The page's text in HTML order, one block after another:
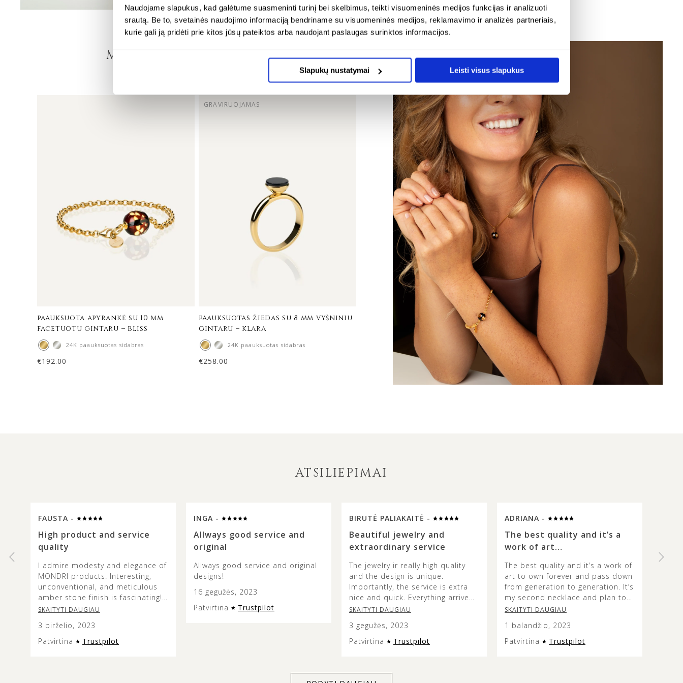
Naudojame slapukus, kad galėtume suasmeninti turinį bei skelbimus, teikti visuomeninės medijos funkcijas ir analizuoti
srautą. Be to, svetainės naudojimo informaciją bendriname su visuomeninės medijos, reklamavimo ir analizės partneriais,
kurie gali ją pridėti prie kitos jūsų pateiktos arba naudojant paslaugas surinktos informacijos.
Slapukų nustatymai Leisti visus slapukus
Daugiau informacijos apie pristatymo sąlygas rasite
Siuntimas .
MONDRI REKOMENDUOJA
paauksuota apyrankė su 10 mm
facetuotu gintaru – bliss
24K paauksuotas sidabras
€192.00
GRAVIRUOJAMAS
paauksuotas žiedas su 8 mm vyšniniu
gintaru – klara
24K paauksuotas sidabras
€258.00
ATSILIEPIMAI
FAUSTA -
High product and service
quality
I admire modesty and elegance of
MONDRI products. Interesting,
unconventional, and meticulous
amber stone finish is fascinating!
The colours and combinations are
see how the metal design does
not overshadow the beauty of the
SKAITYTI DAUGIAU
3 birželio, 2023
Patvirtina
Trustpilot
INGA -
Allways good service and
original
Allways good service and original
designs!
16 gegužės, 2023
Patvirtina
Trustpilot
BIRUTĖ PALIAKAITĖ -
Beautiful jewelry and
extraordinary service
The jewelry ir really high quality
and the design is unique.
Importantly, the service is extra
nice and quick. Everything arrived
so fast and beautifully packaged.
SKAITYTI DAUGIAU
3 gegužės, 2023
Patvirtina
Trustpilot
ADRIANA -
The best quality and it’s a
work of art…
The best quality and it’s a work of
art to own forever and pass down
from generation to generation. It’s
my second necklace and plan to
continue getting timeless pieces
is the place. ♥️
SKAITYTI DAUGIAU
1 balandžio, 2023
Patvirtina
Trustpilot